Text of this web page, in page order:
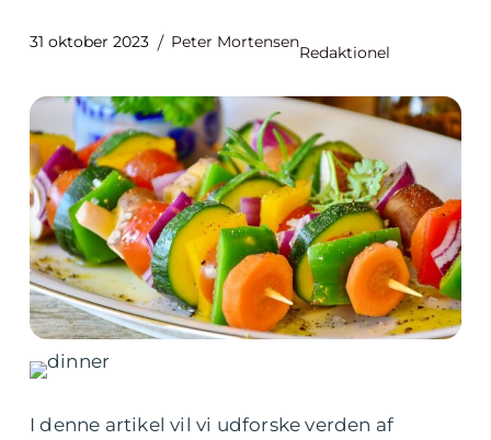
31 oktober 2023 Peter Mortensen
Redaktionel
I denne artikel vil vi udforske verden af